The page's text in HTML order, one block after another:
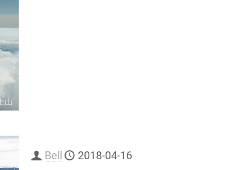
Bell 2018-04-16